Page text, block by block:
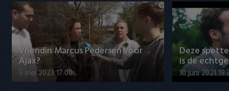
Vriendin Marcus Pedersen voor
Ajax?
5 mei 2023 17:00
Deze
is de
10 juni 2021